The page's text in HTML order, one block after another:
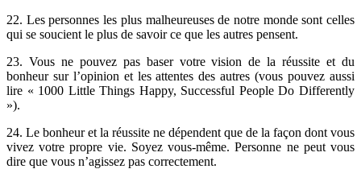
22. Les personnes les plus malheureuses de notre monde sont celles
qui se soucient le plus de savoir ce que les autres pensent.
23. Vous ne pouvez pas baser votre vision de la réussite et du
bonheur sur l’opinion et les attentes des autres (vous pouvez aussi
lire « 1000 Little Things Happy, Successful People Do Differently
»).
24. Le bonheur et la réussite ne dépendent que de la façon dont vous
vivez votre propre vie. Soyez vous-même. Personne ne peut vous
dire que vous n’agissez pas correctement.